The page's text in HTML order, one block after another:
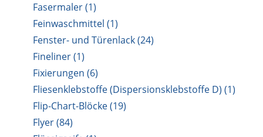
Fasermaler (1)
Feinwaschmittel (1)
Fenster- und Türenlack (24)
Fineliner (1)
Fixierungen (6)
Fliesenklebstoffe (Dispersionsklebstoffe D) (1)
Flip-Chart-Blöcke (19)
Flyer (84)